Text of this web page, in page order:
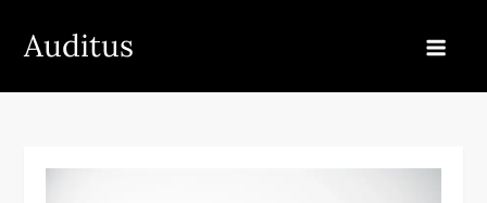
Auditus